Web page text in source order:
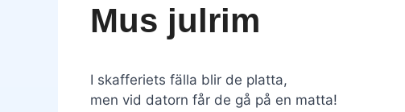
Mus julrim
I skafferiets fälla blir de platta,
men vid datorn får de gå på en matta!